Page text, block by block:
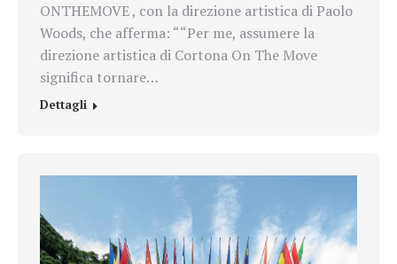
ONTHEMOVE , con la direzione artistica di Paolo
Woods, che afferma: ““Per me, assumere la
direzione artistica di Cortona On The Move
significa tornare…
Dettagli